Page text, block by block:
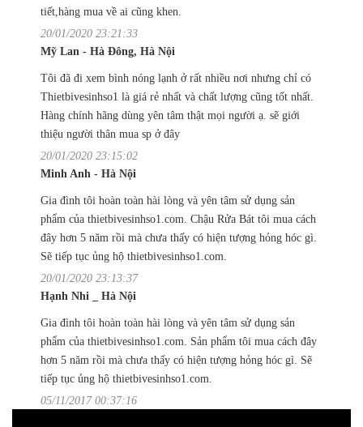
tiết,hàng mua về ai cũng khen.
20/01/2020 23:21:33
Mỹ Lan - Hà Đông, Hà Nội
Tôi đã đi xem bình nóng lạnh ở rất nhiều nơi nhưng chỉ có
Thietbivesinhso1 là giá rẻ nhất và chất lượng cũng tốt nhất.
Hàng chính hãng dùng yên tâm thật mọi người ạ. sẽ giới
thiệu người thân mua sp ở đây
20/01/2020 23:15:02
Minh Anh - Hà Nội
Gia đình tôi hoàn toàn hài lòng và yên tâm sử dụng sản
phẩm của thietbivesinhso1.com. Chậu Rửa Bát tôi mua cách
đây hơn 5 năm rồi mà chưa thấy có hiện tượng hỏng hóc gì.
Sẽ tiếp tục ủng hộ thietbivesinhso1.com.
20/01/2020 23:13:37
Hạnh Nhi _ Hà Nội
Gia đình tôi hoàn toàn hài lòng và yên tâm sử dụng sản
phẩm của thietbivesinhso1.com. Sản phẩm tôi mua cách đây
hơn 5 năm rồi mà chưa thấy có hiện tượng hỏng hóc gì. Sẽ
tiếp tục ủng hộ thietbivesinhso1.com.
05/11/2017 00:37:16